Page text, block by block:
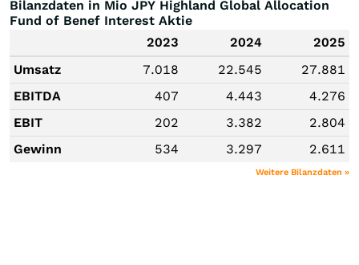
Bilanzdaten in Mio JPY Highland Global Allocation
Fund of Benef Interest Aktie
2023
2024
2025
Umsatz
7.018 22.545
27.881
EBITDA
407 4.443
4.276
EBIT
202 3.382
2.804
Gewinn
534 3.297 2.611
Weitere Bilanzdaten »